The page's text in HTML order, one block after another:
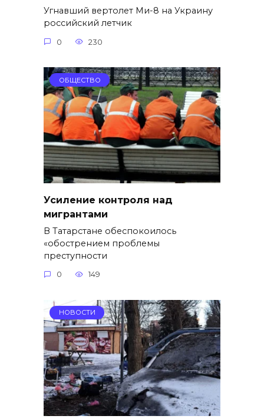
Угнавший вертолет Ми-8 на Украину
российский летчик
0 230
ОБЩЕСТВО
Усиление контроля над
мигрантами
В Татарстане обеспокоилось
«обострением проблемы
преступности
0 149
НОВОСТИ